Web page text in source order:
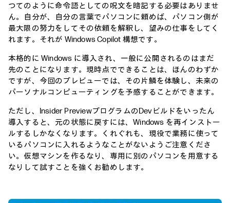
つてのように命令語としての呪文を暗記する必要はありませ
ん。自分が、自分の言葉でパソコンに頼めば、パソコン側が
最大限の努力をしてその依頼を解釈し、望みの仕事をしてく
れます。それが Windows Copilot 構想です。
本格的に Windows に導入され、一般に公開されるのはまだ
先のことになります。現時点でできることは、ほんのわずか
ですが、今回のプレビューでは、その片鱗を体験し、未来の
パーソナルコンピューティングを予感することができます。
ただし、Insider PreviewプログラムのDevビルドをいったん
導入すると、元の状態に戻すには、Windows を再インストー
ルするしかなくなります。くれぐれも、現役で業務に使って
いるパソコンに入れるようなことがないようご注意くださ
い。仮想マシンを作るなり、専用に別のパソコンを用意する
なりして試すことを強くお勧めします。